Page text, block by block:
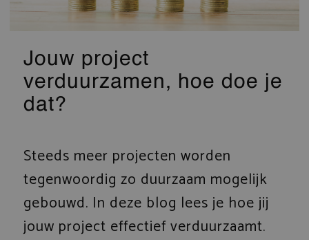
Jouw project
verduurzamen, hoe doe je
dat?
Steeds meer projecten worden
tegenwoordig zo duurzaam mogelijk
gebouwd. In deze blog lees je hoe jij
jouw project effectief verduurzaamt.